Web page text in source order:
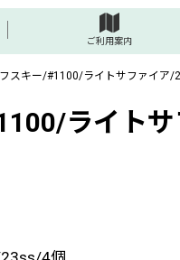
ご利用案内
スキー/#1100/ライトサファイア/
ライト